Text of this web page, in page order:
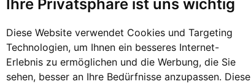
Ihre Privatsphäre ist uns wichtig
Diese Website verwendet Cookies und Targeting
Technologien, um Ihnen ein besseres Internet-
Erlebnis zu ermöglichen und die Werbung, die Sie
sehen, besser an Ihre Bedürfnisse anzupassen. Diese